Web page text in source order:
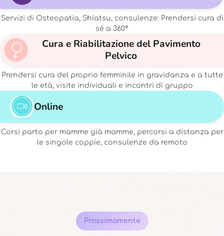
Servizi di Osteopatia, Shiatsu, consulenze: Prendersi cura di
sé a 360°
Cura e Riabilitazione del Pavimento
Pelvico
Prendersi cura del proprio femminile in gravidanza e a tutte
le età, visite individuali e incontri di gruppo
Online
Corsi parto per mamme già mamme, percorsi a distanza per
le singole coppie, consulenze da remoto
Prossimamente